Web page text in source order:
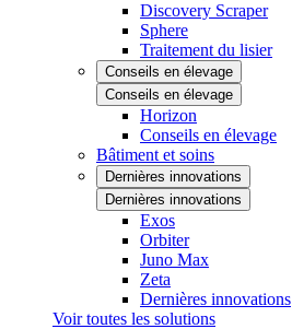
Discovery Scraper
Sphere
Traitement du lisier
Conseils en élevage
Conseils en élevage
Horizon
Conseils en élevage
Bâtiment et soins
Dernières innovations
Dernières innovations
Exos
Orbiter
Juno Max
Zeta
Dernières innovations
Voir toutes les solutions